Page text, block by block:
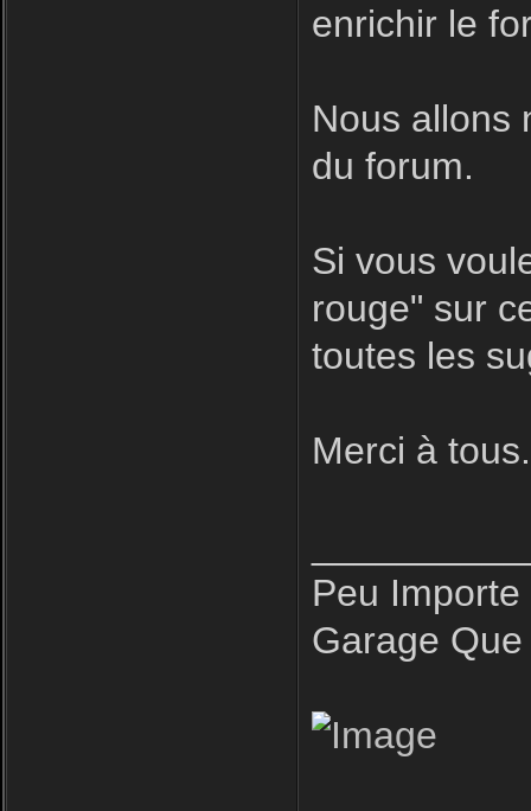
enrichir le
Nous allons
du forum.
Si vous
rouge" sur
toutes les
Merci à
Peu
Garage